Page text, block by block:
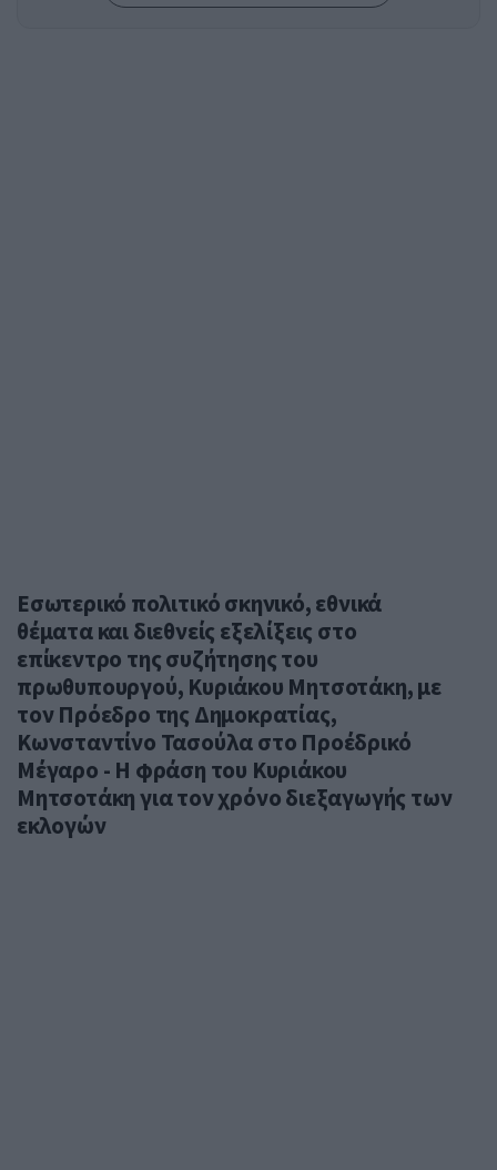
Εσωτερικό πολιτικό σκηνικό, εθνικά
θέματα και διεθνείς εξελίξεις στο
επίκεντρο της συζήτησης του
πρωθυπουργού, Κυριάκου Μητσοτάκη, με
τον Πρόεδρο της Δημοκρατίας,
Κωνσταντίνο Τασούλα στο Προέδρικό
Μέγαρο - Η φράση του Κυριάκου
Μητσοτάκη για τον χρόνο διεξαγωγής των
εκλογών